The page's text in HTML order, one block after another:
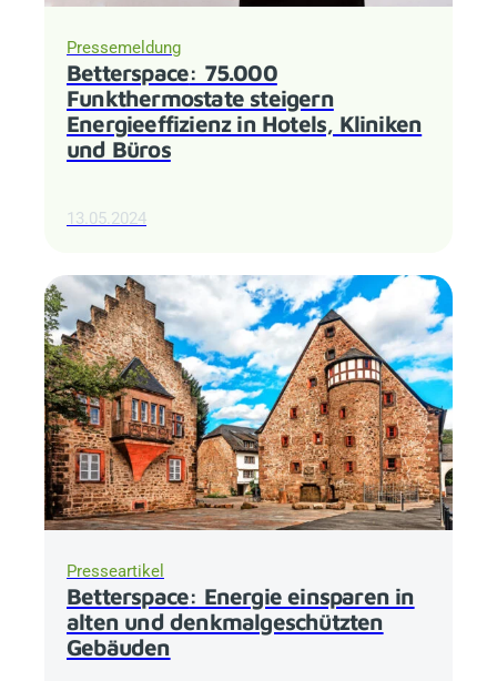
Pressemeldung
Betterspace: 75.000
Funkthermostate steigern
Energieeffizienz in Hotels, Kliniken
und Büros
13.05.2024
Presseartikel
Betterspace: Energie einsparen in
alten und denkmalgeschützten
Gebäuden